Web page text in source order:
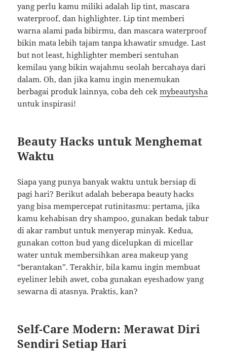
yang perlu kamu miliki adalah lip tint, mascara
waterproof, dan highlighter. Lip tint memberi
warna alami pada bibirmu, dan mascara waterproof
bikin mata lebih tajam tanpa khawatir smudge. Last
but not least, highlighter memberi sentuhan
kemilau yang bikin wajahmu seolah bercahaya dari
dalam. Oh, dan jika kamu ingin menemukan
berbagai produk lainnya, coba deh cekmybeautysha
untuk inspirasi!
Beauty Hacks untuk Menghemat
Waktu
Siapa yang punya banyak waktu untuk bersiap di
pagi hari? Berikut adalah beberapa beauty hacks
yang bisa mempercepat rutinitasmu: pertama, jika
kamu kehabisan dry shampoo, gunakan bedak tabur
di akar rambut untuk menyerap minyak. Kedua,
gunakan cotton bud yang dicelupkan di micellar
water untuk membersihkan area makeup yang
“berantakan”. Terakhir, bila kamu ingin membuat
eyeliner lebih awet, coba gunakan eyeshadow yang
sewarna di atasnya. Praktis, kan?
Self-Care Modern: Merawat Diri
Sendiri Setiap Hari